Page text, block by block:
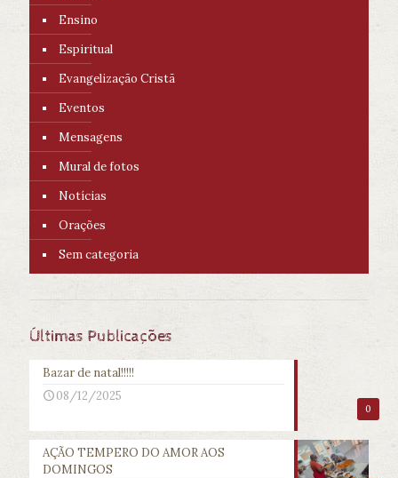
Ensino
Espiritual
Evangelização Cristã
Eventos
Mensagens
Mural de fotos
Notícias
Orações
Sem categoria
Últimas Publicações
0
Bazar de natal!!!!!
08/12/2025
AÇÃO TEMPERO DO AMOR AOS
DOMINGOS